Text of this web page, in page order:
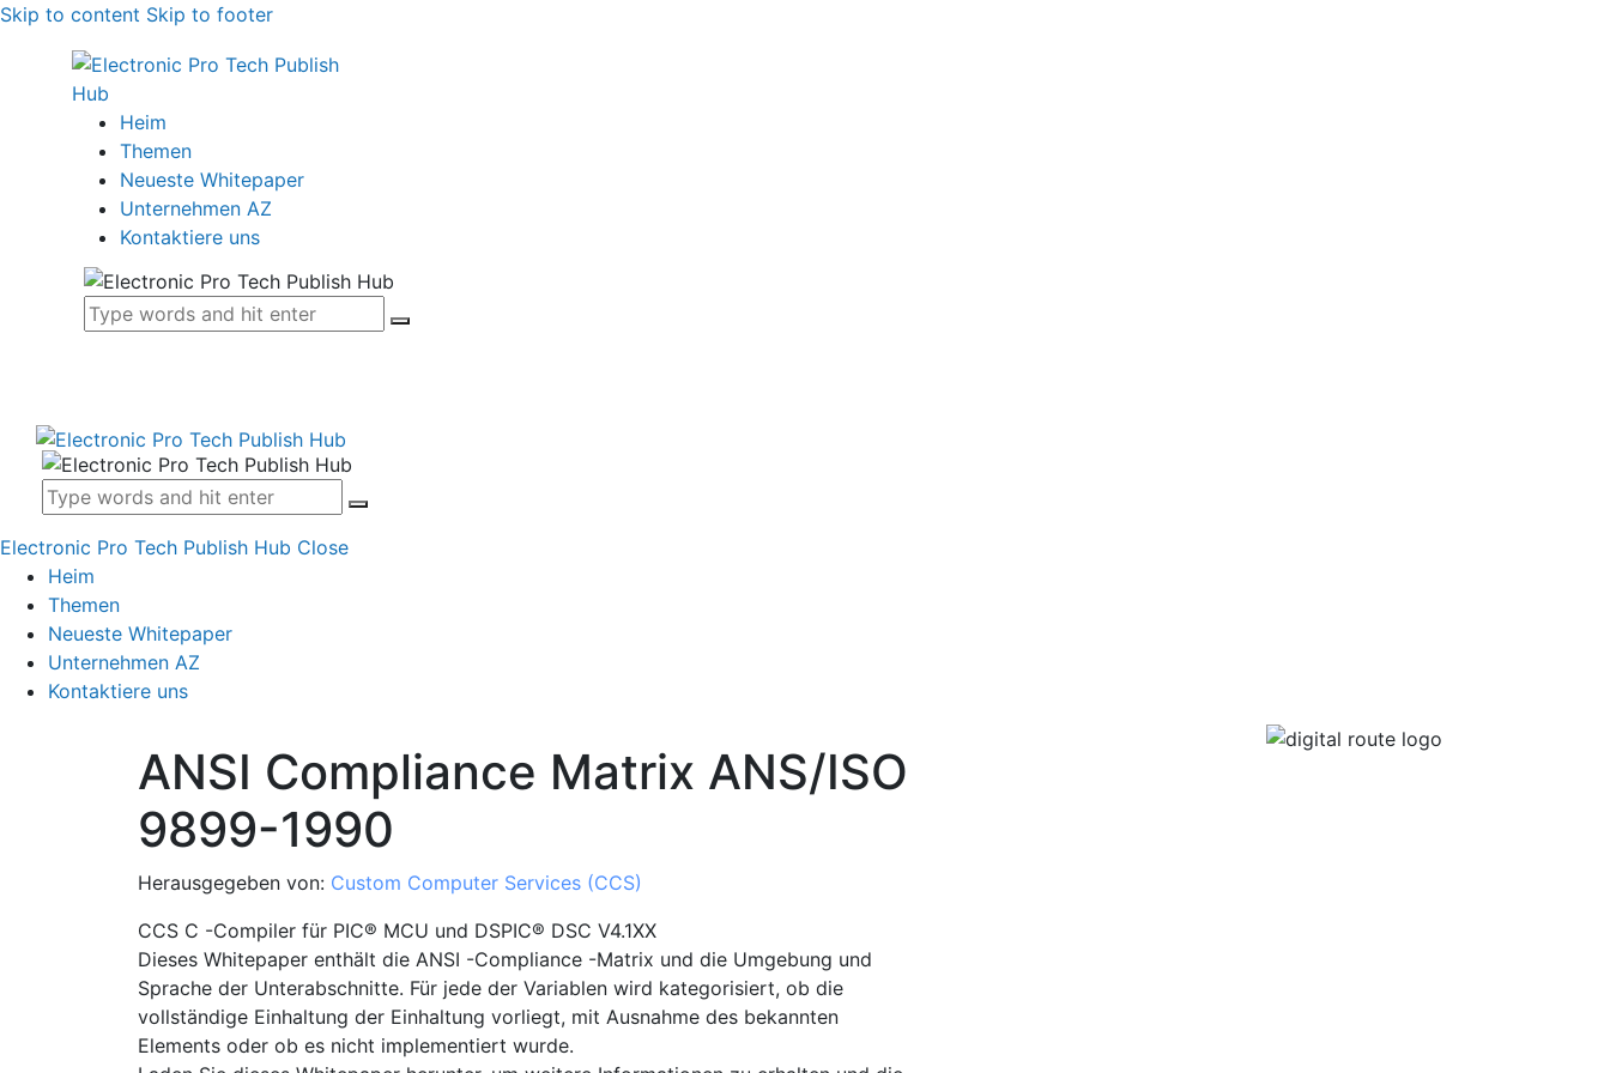
Skip to content Skip to footer
Heim
Themen
Neueste Whitepaper
Unternehmen AZ
Kontaktiere uns
Electronic Pro Tech Publish Hub Close
Heim
Themen
Neueste Whitepaper
Unternehmen AZ
Kontaktiere uns
ANSI Compliance Matrix ANS/ISO
9899-1990
Herausgegeben von: Custom Computer Services (CCS)
CCS C -Compiler für PIC® MCU und DSPIC® DSC V4.1XX
Dieses Whitepaper enthält die ANSI -Compliance -Matrix und die Umgebung und
Sprache der Unterabschnitte. Für jede der Variablen wird kategorisiert, ob die
vollständige Einhaltung der Einhaltung vorliegt, mit Ausnahme des bekannten
Elements oder ob es nicht implementiert wurde.